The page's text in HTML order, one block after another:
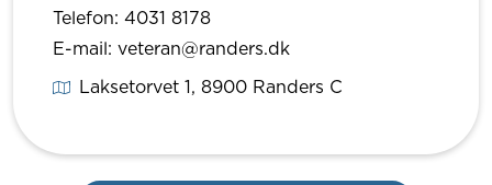
Telefon: 4031 8178
E-mail: veteran@randers.dk
Laksetorvet 1, 8900Randers C